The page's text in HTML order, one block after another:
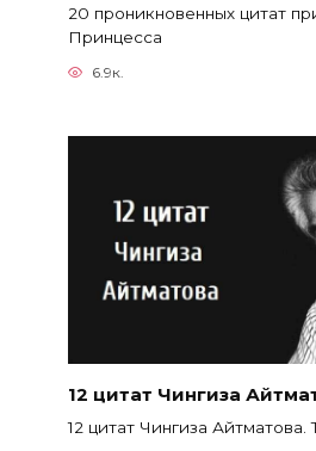
20 проникновенных цитат
Принцесса
6.9к.
12 цитат Чингиза
12 цитат Чингиза Айтматова.